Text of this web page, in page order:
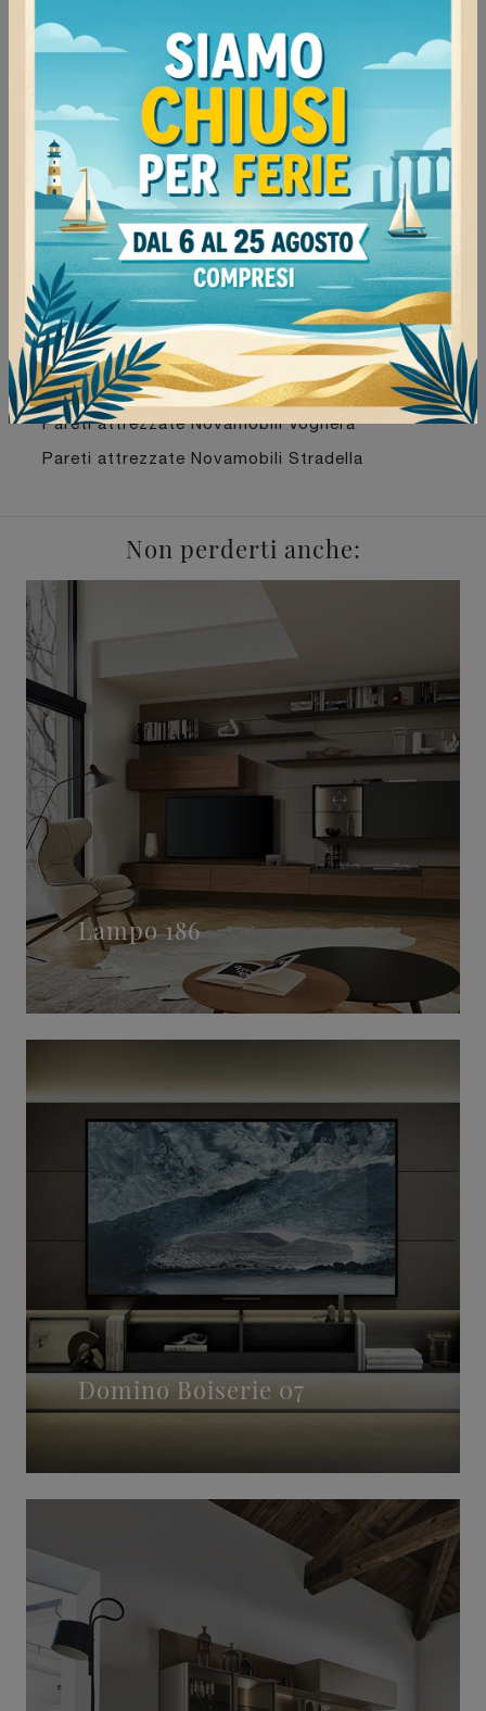
Novamobili
moderne 122
I più visti a :
Mede 68 Pavia 68 Stradella
69
Voghera76
Continua a navigare
Pareti attrezzate Novamobili Pavia
Pareti attrezzate Novamobili Mede
Pareti attrezzate Novamobili Voghera
Pareti attrezzate Novamobili Stradella
Non perderti anche:
Lampo 186
Domino Boiserie 07